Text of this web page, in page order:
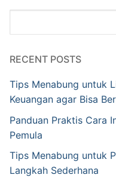
RECENT POSTS
Tips Menabung untuk
Keuangan agar Bisa
Panduan Praktis Cara
Pemula
Tips Menabung untuk
Langkah Sederhana